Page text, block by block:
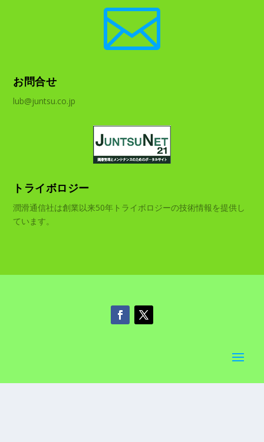

お問合せ
lub@juntsu.co.jp
トライボロジー
潤滑通信社は創業以来50年トライボロジーの技術情報を提供し
ています。